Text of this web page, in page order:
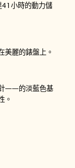
41小時的動力儲
美麗的錶盤上。
——的淡藍色基
。